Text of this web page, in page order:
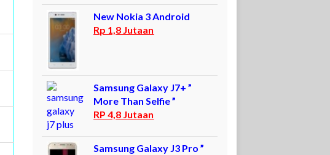
New Nokia 3 Android
Rp 1,8 Jutaan
Samsung Galaxy J7+ ”
More Than Selfie ”
RP 4,8 Jutaan
Samsung Galaxy J3 Pro ”